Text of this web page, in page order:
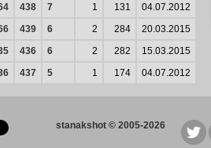
438 7 1 131
04.07.2012
439 6 2 284
20.03.2015
436 6 2 282
15.03.2015
437 5 1 174 04.07.2012
stanakshot © 2005-2026